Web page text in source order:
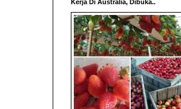
Kerja Di Australia, Dibuka..